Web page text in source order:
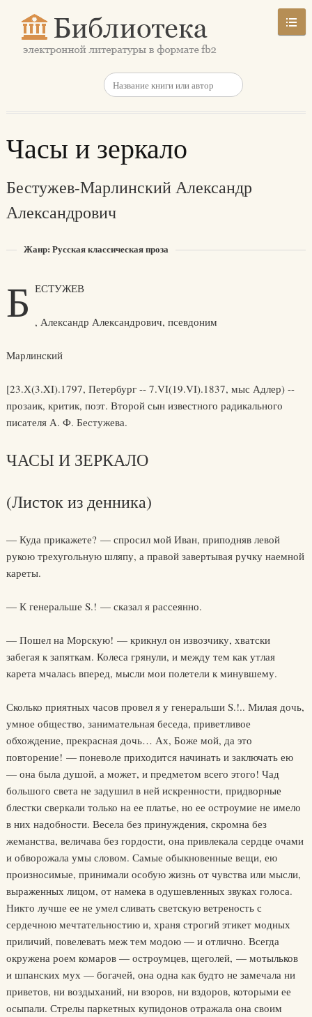
Часы и зеркало
Бестужев-Марлинский Александр
Александрович
Жанр: Русская классическая проза
Б ЕСТУЖЕВ
, Александр Александрович, псевдоним
Марлинский
[23.Х(3.XI).1797, Петербург -- 7.VI(19.VI).1837, мыс Адлер) --
прозаик, критик, поэт. Второй сын известного радикального
писателя А. Ф. Бестужева.
ЧАСЫ И ЗЕРКАЛО
(Листок из денника)
— Куда прикажете? — спросил мой Иван, приподняв левой
рукою трехугольную шляпу, а правой завертывая ручку наемной
кареты.
— К генеральше S.! — сказал я рассеянно.
— Пошел на Морскую! — крикнул он извозчику, хватски
забегая к запяткам. Колеса грянули, и между тем как утлая
карета мчалась вперед, мысли мои полетели к минувшему.
Сколько приятных часов провел я у генеральши S.!.. Милая дочь,
умное общество, занимательная беседа, приветливое
обхождение, прекрасная дочь… Ах, Боже мой, да это
повторение! — поневоле приходится начинать и заключать ею
— она была душой, а может, и предметом всего этого! Чад
большого света не задушил в ней искренности, придворные
блестки сверкали только на ее платье, но ее остроумие не имело
в них надобности. Весела без принуждения, скромна без
жеманства, величава без гордости, она привлекала сердце очами
и обворожала умы словом. Самые обыкновенные вещи, ею
произносимые, принимали особую жизнь от чувства или мысли,
выраженных лицом, от намека в одушевленных звуках голоса.
Никто лучше ее не умел сливать светскую ветреность с
сердечною мечтательностию и, храня строгий этикет модных
приличий, повелевать меж тем модою — и отлично. Всегда
окружена роем комаров — остроумцев, щеголей, — мотыльков
и шпанских мух — богачей, она одна как будто не замечала ни
приветов, ни воздыханий, ни взоров, ни вздоров, которыми ее
осыпали. Стрелы паркетных купидонов отражала она своим